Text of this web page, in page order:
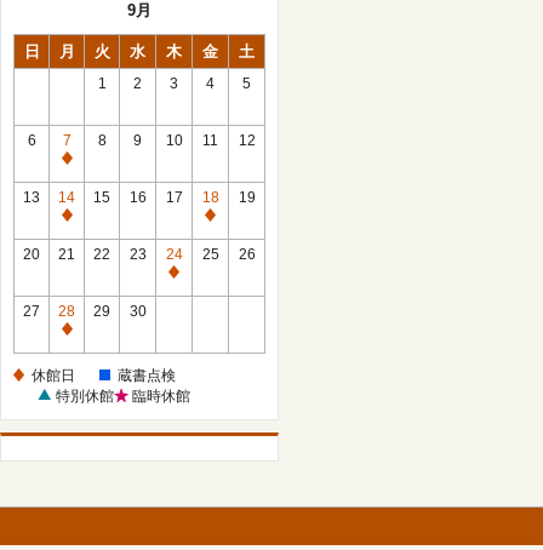
9月
日 月 火 水 木 金 土
1 2 3 4 5
6
7
休
館
日
8 9 10 11 12
13
14
休
館
15 16 17
18
休
館
19
20 21 22 23
24
休
25 26
27
28
休
日
29 30
休館日
蔵書点検
特別休館
臨時休館